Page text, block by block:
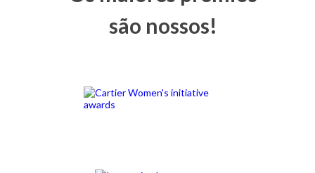
são nossos!